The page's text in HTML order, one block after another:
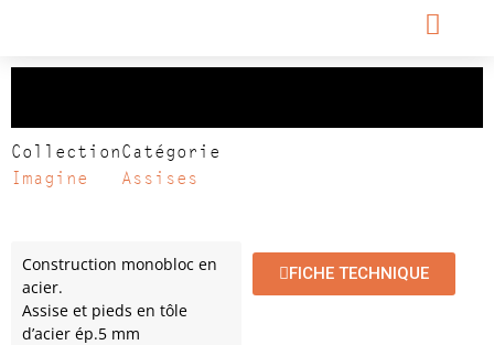
Collection
Imagine
Catégorie
Assises
Construction monobloc en
acier.
Assise et pieds en tôle
d’acier ép.5 mm
FICHE TECHNIQUE